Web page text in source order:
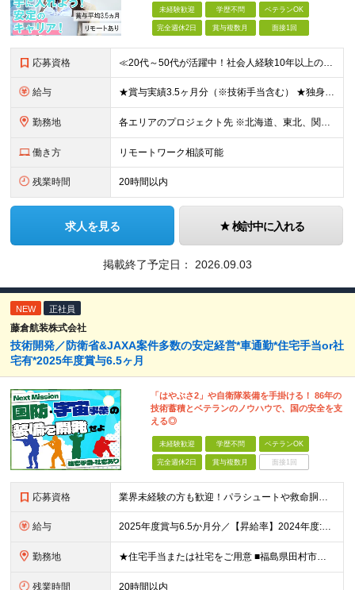
未経験歓迎 学歴不問 ベテランOK
完全週休2日 賞与複数月 面接1回
応募資格 ≪20代～50代が活躍中！社会人経験10年以上の方も歓迎≫ ◆学歴不問 ◆未経験・ブランクOK ≫モノづくりに関する何らかの経験をお持ちの方は優遇します！ ～こんな方が活躍できます！～ ◎専門的な
給与 ★賞与実績3.5ヶ月分（※技術手当含む） ★独身寮│寮費手当│引っ越し手当あり ★月給26万円も可能！ 【実務経験者】※前職の給与、経験、スキルをもとに決定 ・月給21万円～60万円＋時間外手当全
勤務地 各エリアのプロジェクト先 ※北海道、東北、関東、北信越、東海、関西、四国、中国、九州の各エリアから希望勤務地をお聞かせください。 ※転勤を伴わない エリア限定採用枠あり。U・Iターンも歓迎です！ ※プ
働き方 リモートワーク相談可能
残業時間 20時間以内
求人を見る 検討中に入れる
掲載終了予定日： 2026.09.03
NEW 正社員
藤倉航装株式会社
技術開発／防衛省&JAXA案件多数の安定経営*車通勤*住宅手当or社
宅有*2025年度賞与6.5ヶ月
「はやぶさ2」や自衛隊装備を手掛ける！ 86年の
技術蓄積とベテランのノウハウで、国の安全を支
える◎
未経験歓迎 学歴不問 ベテランOK
完全週休2日 賞与複数月 面接1回
応募資格 業界未経験の方も歓迎！パラシュートや救命胴衣などの知識がなくても全く問題ありません！ ★以下のいずれかに当てはまる方を歓迎します！ 【1】メーカーでの技術開発・設計経験をお持ちの方 ⇒「少しだけ開発
給与 2025年度賞与6.5か月分／【昇給率】2024年度:5％ 2025年度：6％（昇給年1回） 月給25万円～35万円 ※経験に応じて給与は変動します。 想定年収400万円～600万円 【各種手当
勤務地 ★住宅手当または社宅をご用意 ■福島県田村市大越町上大越字後原10-71 ■東京都品川区荏原2-4-46 ※マイカー通勤OK（駐車場有） (変更の範囲)上記を除く当社関連勤務地
残業時間 20時間以内